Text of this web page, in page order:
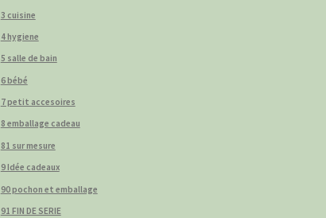
3 cuisine
4 hygiene
5 salle de bain
6 bébé
7 petit accesoires
8 emballage cadeau
81 sur mesure
9 Idée cadeaux
90 pochon et emballage
91 FIN DE SERIE